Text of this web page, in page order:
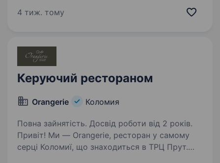
атмосферою. У зв’язку з розвитком
кандидатів з усієї України…
4 тиж. тому
Керуючий рестораном
Orangerie Коломия
Повна зайнятість. Досвід роботи від 2 років.
Привіт! Ми — Orangerie, ресторан у самому
серці Коломиї, що знаходиться в ТРЦ Прут.